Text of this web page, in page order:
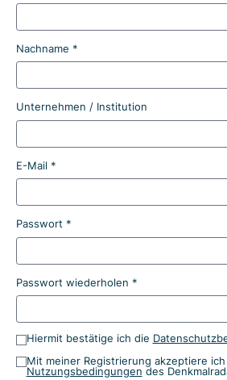
Nachname *
Unternehmen / Institution
E-Mail *
Passwort *
Passwort wiederholen *
Hiermit bestätige ich die
Mit meiner Registrierung akzeptiere ich
Nutzungsbedingungen des